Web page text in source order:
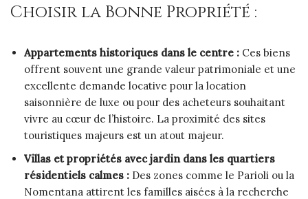
Choisir la Bonne Propriété :
Appartements historiques dans le centre : Ces biens
offrent souvent une grande valeur patrimoniale et une
excellente demande locative pour la location
saisonnière de luxe ou pour des acheteurs souhaitant
vivre au cœur de l’histoire. La proximité des sites
touristiques majeurs est un atout majeur.
Villas et propriétés avec jardin dans les quartiers
résidentiels calmes : Des zones comme le Parioli ou la
Nomentana attirent les familles aisées à la recherche